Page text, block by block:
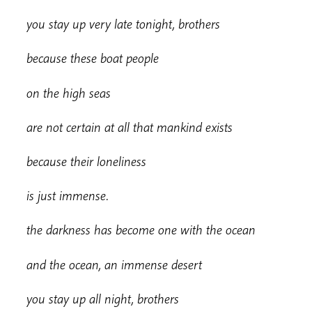
you stay up very late tonight, brothers
because these boat people
on the high seas
are not certain at all that mankind exists
because their loneliness
is just immense.
the darkness has become one with the ocean
and the ocean, an immense desert
you stay up all night, brothers